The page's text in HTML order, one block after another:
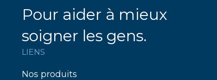
Pour aider à mieux
soigner les gens.
LIENS
Nos produits